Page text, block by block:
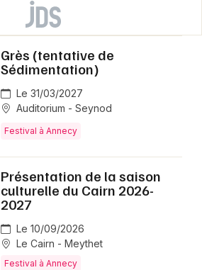
Grès (tentative de
Sédimentation)
Le 31/03/2027
Auditorium - Seynod
Festival à Annecy
Présentation de la saison
culturelle du Cairn 2026-
2027
Le 10/09/2026
Le Cairn - Meythet
Festival à Annecy